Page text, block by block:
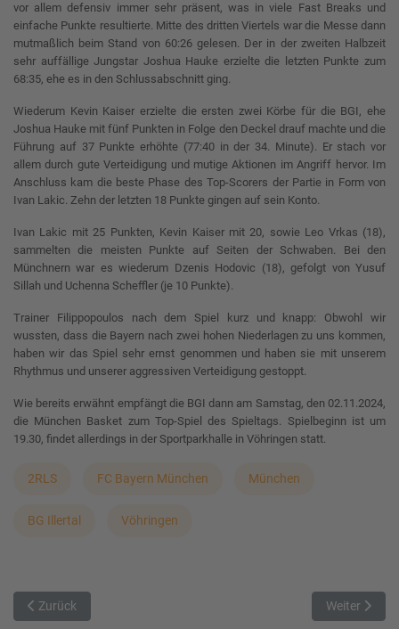
vor allem defensiv immer sehr präsent, was in viele Fast Breaks und
einfache Punkte resultierte. Mitte des dritten Viertels war die Messe dann
mutmaßlich beim Stand von 60:26 gelesen. Der in der zweiten Halbzeit
sehr auffällige Jungstar Joshua Hauke erzielte die letzten Punkte zum
68:35, ehe es in den Schlussabschnitt ging.
Wiederum Kevin Kaiser erzielte die ersten zwei Körbe für die BGI, ehe
Joshua Hauke mit fünf Punkten in Folge den Deckel drauf machte und die
Führung auf 37 Punkte erhöhte (77:40 in der 34. Minute). Er stach vor
allem durch gute Verteidigung und mutige Aktionen im Angriff hervor. Im
Anschluss kam die beste Phase des Top-Scorers der Partie in Form von
Ivan Lakic. Zehn der letzten 18 Punkte gingen auf sein Konto.
Ivan Lakic mit 25 Punkten, Kevin Kaiser mit 20, sowie Leo Vrkas (18),
sammelten die meisten Punkte auf Seiten der Schwaben. Bei den
Münchnern war es wiederum Dzenis Hodovic (18), gefolgt von Yusuf
Sillah und Uchenna Scheffler (je 10 Punkte).
Trainer Filippopoulos nach dem Spiel kurz und knapp: Obwohl wir
wussten, dass die Bayern nach zwei hohen Niederlagen zu uns kommen,
haben wir das Spiel sehr ernst genommen und haben sie mit unserem
Rhythmus und unserer aggressiven Verteidigung gestoppt.
Wie bereits erwähnt empfängt die BGI dann am Samstag, den 02.11.2024,
die München Basket zum Top-Spiel des Spieltags. Spielbeginn ist um
19.30, findet allerdings in der Sportparkhalle in Vöhringen statt.
2RLS FC Bayern München München
BG Illertal Vöhringen
Vorheriger Beitrag: Der MTV 1879 München unterliegt den Dachau
Zurück Nächster
Weiter